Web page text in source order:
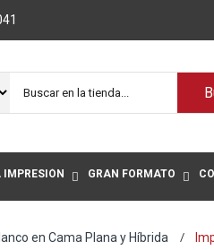
GRAN FORMATO
en Cama Plana y Híbrida